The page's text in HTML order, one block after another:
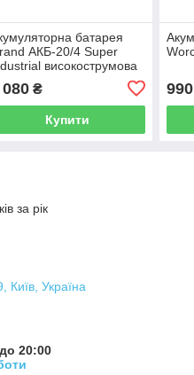
батарея
АКБ-20/4 Super
високострумова
080₴
Купити
990
за рік
Київ, Україна
20:00